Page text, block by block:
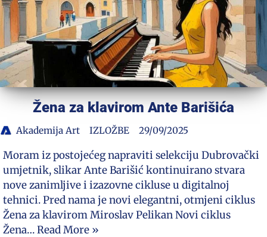
Žena za klavirom Ante Barišića
Akademija Art IZLOŽBE 29/09/2025
Moram iz postojećeg napraviti selekciju Dubrovački
umjetnik, slikar Ante Barišić kontinuirano stvara
nove zanimljive i izazovne cikluse u digitalnoj
tehnici. Pred nama je novi elegantni, otmjeni ciklus
Žena za klavirom Miroslav Pelikan Novi ciklus
Žena…Read More »